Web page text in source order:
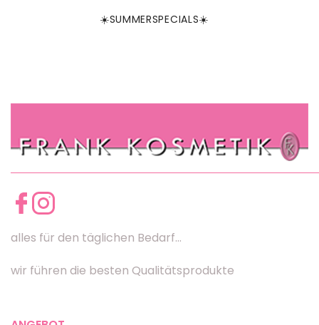
☀️SUMMERSPECIALS☀️
alles für den täglichen Bedarf...
wir führen die besten Qualitätsprodukte